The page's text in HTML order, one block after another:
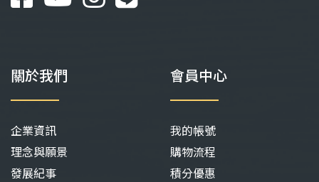
關於我們
企業資訊
理念與願景
發展紀事
會員中心
我的帳號
購物流程
積分優惠